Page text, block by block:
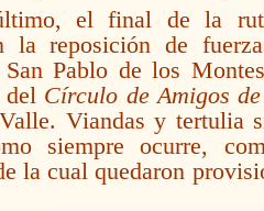
el final de la
la reposición de
Pablo de los
del Círculo de Amigos
Viandas y tertulia
siempre ocurre,
la cual quedaron